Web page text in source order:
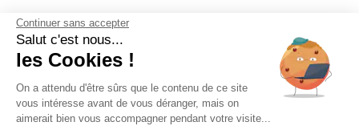
CONTACT
04 42 20 78 42
Du lundi au jeudi de 8h30 à 16h30 & le
vendredi de 8h30 à 15h30
Continuer sans accepter
Salut c'est nous...
les Cookies !
On a attendu d'être sûrs que le contenu de ce site
vous intéresse avant de vous déranger, mais on
aimerait bien vous accompagner pendant votre visite...